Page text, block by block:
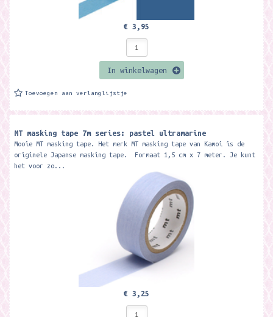
€ 3,95
In winkelwagen
Toevoegen aan verlanglijstje
MT masking tape 7m series: pastel ultramarine
Mooie MT masking tape. Het merk MT masking tape van Kamoi is de
originele Japanse masking tape. Formaat 1,5 cm x 7 meter. Je kunt
het voor zo...
€ 3,25